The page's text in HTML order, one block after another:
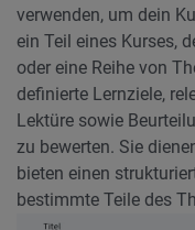
verwenden, um dein
ein Teil eines Kurses,
oder eine Reihe von
definierte Lernziele,
Lektüre sowie
zu bewerten. Sie
bieten einen
bestimmte Teile des